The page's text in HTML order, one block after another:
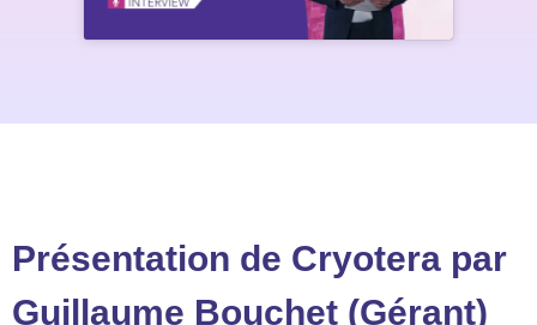
Présentation de Cryotera par
Guillaume Bouchet (Gérant)